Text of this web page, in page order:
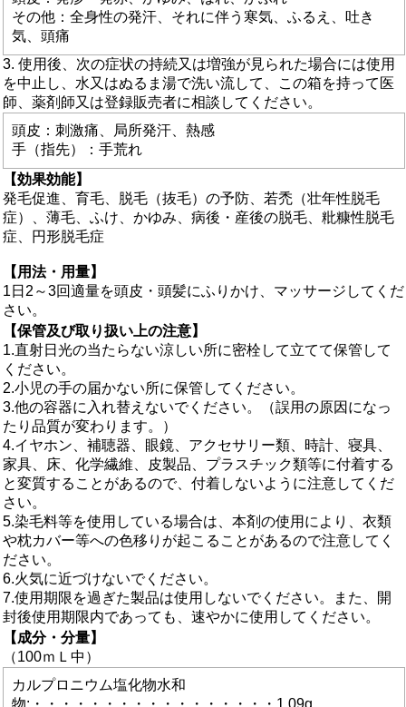
その他：全身性の発汗、それに伴う寒気、ふるえ、吐き
気、頭痛
3. 使用後、次の症状の持続又は増強が見られた場合には使用
を中止し、水又はぬるま湯で洗い流して、この箱を持って医
師、薬剤師又は登録販売者に相談してください。
頭皮：刺激痛、局所発汗、熱感
手（指先）：手荒れ
【効果効能】
発毛促進、育毛、脱毛（抜毛）の予防、若禿（壮年性脱毛
症）、薄毛、ふけ、かゆみ、病後・産後の脱毛、粃糠性脱毛
症、円形脱毛症
【用法・用量】
1日2～3回適量を頭皮・頭髪にふりかけ、マッサージしてくだ
さい。
【保管及び取り扱い上の注意】
1.直射日光の当たらない涼しい所に密栓して立てて保管して
ください。
2.小児の手の届かない所に保管してください。
3.他の容器に入れ替えないでください。（誤用の原因になっ
たり品質が変わります。）
4.イヤホン、補聴器、眼鏡、アクセサリー類、時計、寝具、
家具、床、化学繊維、皮製品、プラスチック類等に付着する
と変質することがあるので、付着しないように注意してくだ
さい。
5.染毛料等を使用している場合は、本剤の使用により、衣類
や枕カバー等への色移りが起こることがあるので注意してく
ださい。
6.火気に近づけないでください。
7.使用期限を過ぎた製品は使用しないでください。また、開
封後使用期限内であっても、速やかに使用してください。
【成分・分量】
（100ｍＬ中）
カルプロニウム塩化物水和
物:・・・・・・・・・・・・・・・・・1.09g